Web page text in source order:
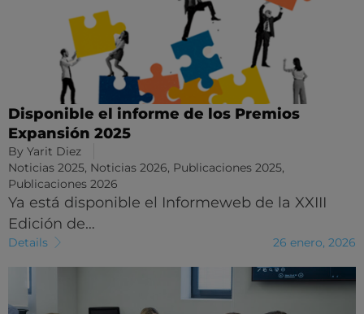
Disponible el informe de los Premios
Expansión 2025
By Yarit Diez
Noticias 2025, Noticias 2026, Publicaciones 2025,
Publicaciones 2026
Ya está disponible el Informeweb de la XXIII
Edición de…
Details 26 enero, 2026